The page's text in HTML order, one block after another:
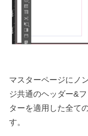
マスターページにノ
ジ共通のヘッダー&
ターを適用した全て
す。